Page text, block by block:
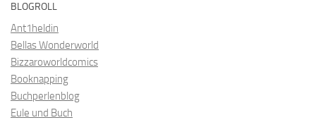
BLOGROLL
Ant1heldin
Bellas Wonderworld
Bizzaroworldcomics
Booknapping
Buchperlenblog
Eule und Buch